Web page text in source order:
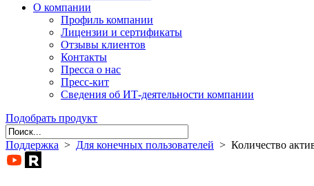
О компании
Профиль компании
Лицензии и сертификаты
Отзывы клиентов
Контакты
Пресса о нас
Пресс-кит
Сведения об ИТ-деятельности компании
Подобрать продукт
Поддержка > Для конечных пользователей > Количество